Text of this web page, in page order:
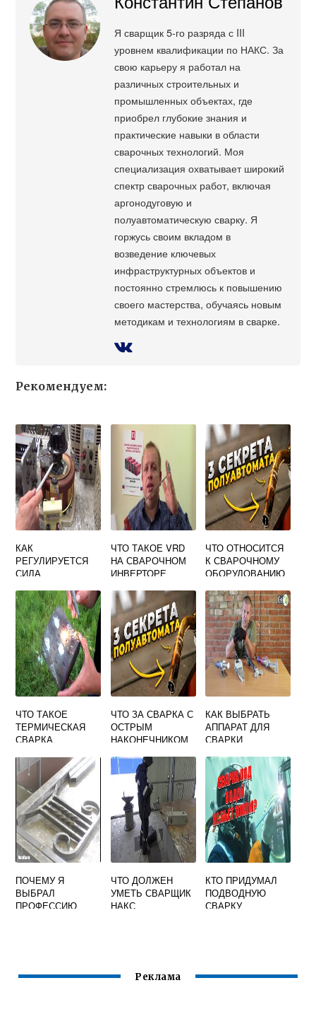
Я сварщик 5-го разряда с III
уровнем квалификации по НАКС. За
свою карьеру я работал на
различных строительных и
промышленных объектах, где
приобрел глубокие знания и
практические навыки в области
сварочных технологий. Моя
специализация охватывает широкий
спектр сварочных работ, включая
аргонодуговую и
полуавтоматическую сварку. Я
горжусь своим вкладом в
возведение ключевых
инфраструктурных объектов и
постоянно стремлюсь к повышению
своего мастерства, обучаясь новым
методикам и технологиям в сварке.
Рекомендуем:
КАК
РЕГУЛИРУЕТСЯ
СИЛА
ТОКА В
БАЛЛАСТНОМ
РЕОСТАТЕ РБ 201
ЧТО ТАКОЕ VRD
НА СВАРОЧНОМ
ИНВЕРТОРЕ
ЧТО ОТНОСИТСЯ
К СВАРОЧНОМУ
ОБОРУДОВАНИЮ
ЧТО ТАКОЕ
ТЕРМИЧЕСКАЯ
СВАРКА
ЧТО ЗА СВАРКА С
ОСТРЫМ
НАКОНЕЧНИКОМ
КАК ВЫБРАТЬ
АППАРАТ ДЛЯ
СВАРКИ
ЫХ ТРУБ
ПОЧЕМУ Я
ВЫБРАЛ
ПРОФЕССИЮ
ЧТО ДОЛЖЕН
УМЕТЬ СВАРЩИК
НАКС
КТО ПРИДУМАЛ
ПОДВОДНУЮ
СВАРКУ
Реклама